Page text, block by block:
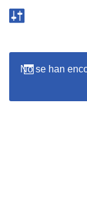
No se han